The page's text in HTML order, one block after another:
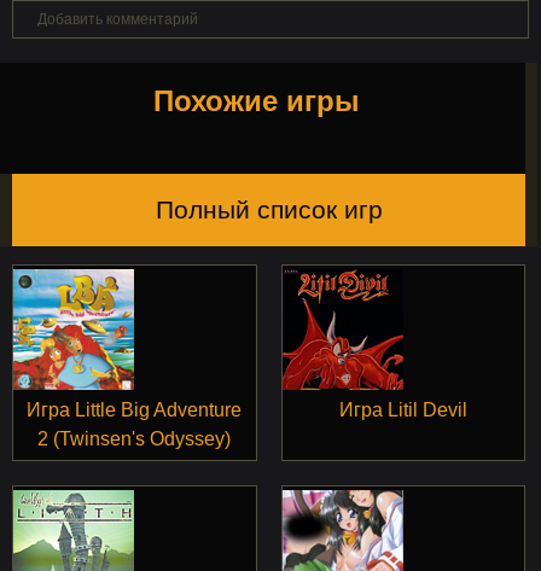
Добавить комментарий
Похожие игры
Полный список игр
Игра Little Big Adventure
2 (Twinsen's Odyssey)
Игра Litil Devil